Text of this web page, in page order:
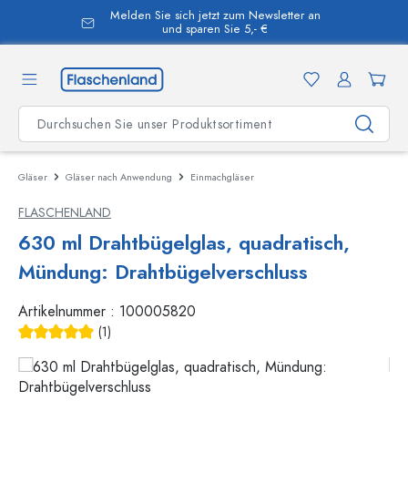
springen
Melden Sie sich jetzt zum Newsletter an
und sparen Sie 5,- €
Gläser Gläser nach Anwendung Einmachgläser
FLASCHENLAND
630 ml Drahtbügelglas, quadratisch,
Mündung: Drahtbügelverschluss
Artikelnummer : 100005820
(1)